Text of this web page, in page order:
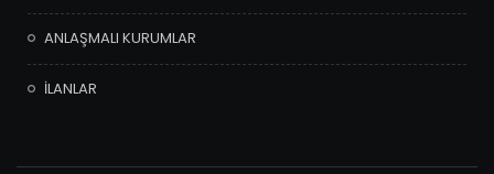
ANLAŞMALI KURUMLAR
İLANLAR